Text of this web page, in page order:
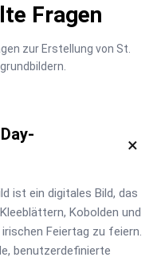
Fragen
zur Erstellung von St.
×
ist ein digitales Bild, das
Kobolden und
Feiertag zu feiern.
benutzerdefinierte